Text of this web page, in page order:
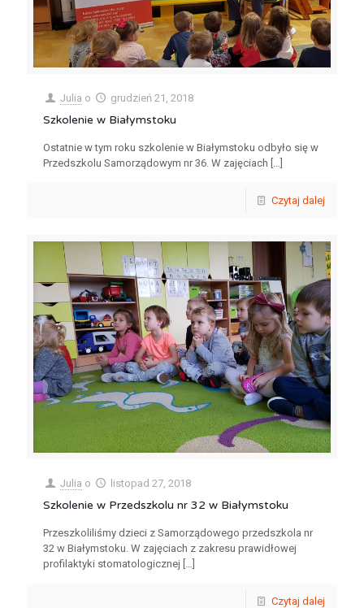
Julia o grudzień 21, 2018
Szkolenie w Białymstoku
Ostatnie w tym roku szkolenie w Białymstoku odbyło się w
Przedszkolu Samorządowym nr 36. W zajęciach […]
Czytaj dalej
Julia o listopad 27, 2018
Szkolenie w Przedszkolu nr 32 w Białymstoku
Przeszkoliliśmy dzieci z Samorządowego przedszkola nr
32 w Białymstoku. W zajęciach z zakresu prawidłowej
profilaktyki stomatologicznej […]
Czytaj dalej